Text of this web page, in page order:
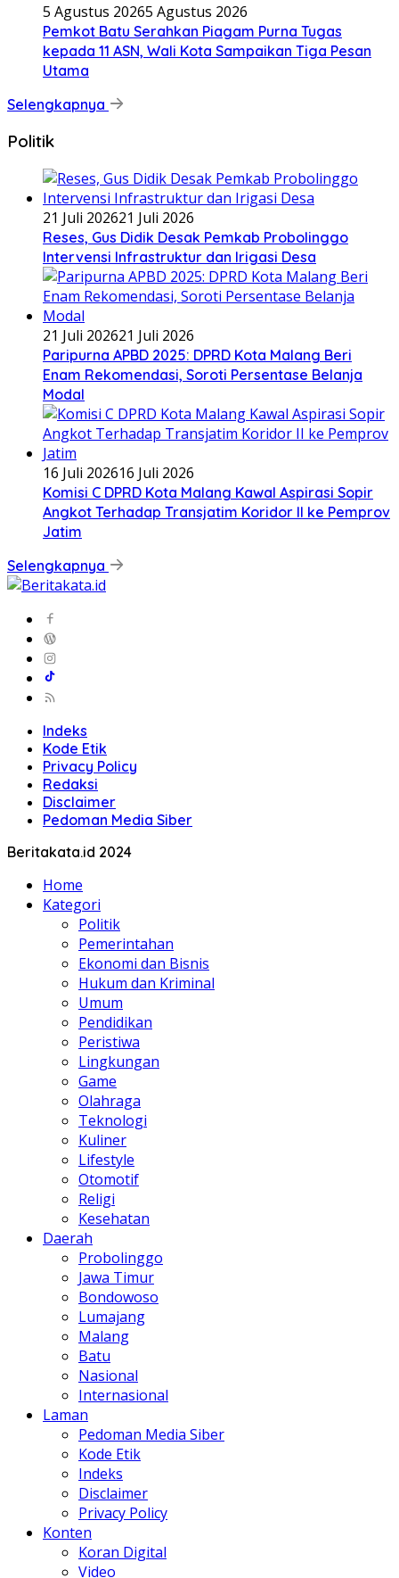
5 Agustus 20265 Agustus 2026
Pemkot Batu Serahkan Piagam Purna Tugas
kepada 11 ASN, Wali Kota Sampaikan Tiga Pesan
Utama
Selengkapnya
Politik
21 Juli 202621 Juli 2026
Reses, Gus Didik Desak Pemkab Probolinggo
Intervensi Infrastruktur dan Irigasi Desa
21 Juli 202621 Juli 2026
Paripurna APBD 2025: DPRD Kota Malang Beri
Enam Rekomendasi, Soroti Persentase Belanja
Modal
16 Juli 202616 Juli 2026
Komisi C DPRD Kota Malang Kawal Aspirasi Sopir
Angkot Terhadap Transjatim Koridor II ke Pemprov
Jatim
Selengkapnya
Indeks
Kode Etik
Privacy Policy
Redaksi
Disclaimer
Pedoman Media Siber
Beritakata.id 2024
Home
Kategori
Politik
Pemerintahan
Ekonomi dan Bisnis
Hukum dan Kriminal
Umum
Pendidikan
Peristiwa
Lingkungan
Game
Olahraga
Teknologi
Kuliner
Lifestyle
Otomotif
Religi
Kesehatan
Daerah
Probolinggo
Jawa Timur
Bondowoso
Lumajang
Malang
Batu
Nasional
Internasional
Laman
Pedoman Media Siber
Kode Etik
Indeks
Disclaimer
Privacy Policy
Konten
Koran Digital
Video